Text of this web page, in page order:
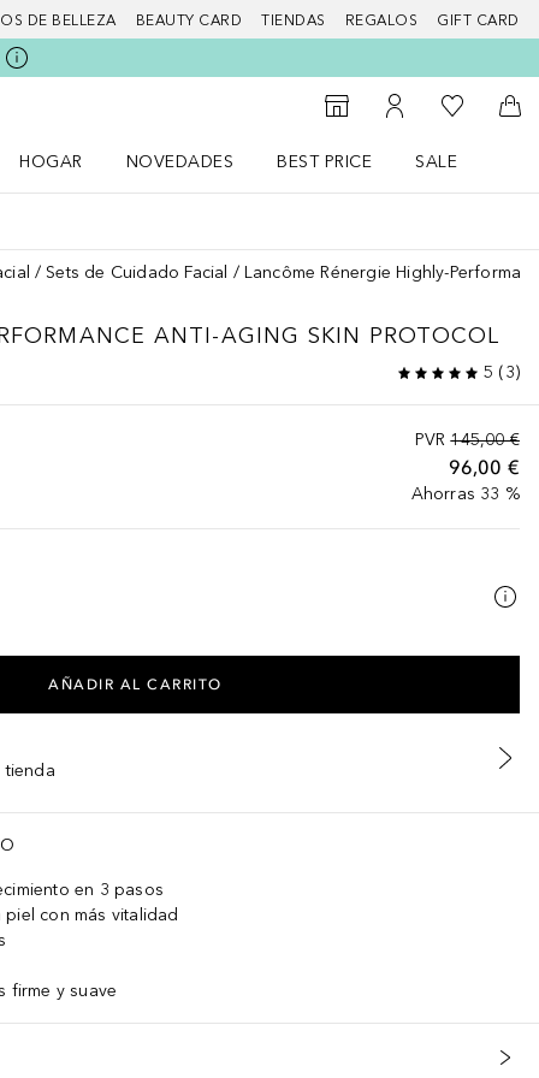
DE BELLEZA BEAUTY CARD TIENDAS REGALOS GIFT CARD
Al Storefinder
Mi cuenta
Mi lista de
A
HOGAR
NOVEDADES
BEST PRICE
SALE
Sets de Cuidado Facial Lancôme Rénergie Highly-
ANTI-AGING SKIN PROTOCOL
5 (3)
PVR 145,00 €
96,00 €
Ahorras 33 %
AÑADIR AL CARRITO
tienda
en 3 pasos
con más vitalidad
firme y suave